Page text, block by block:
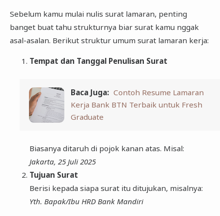
Sebelum kamu mulai nulis surat lamaran, penting
banget buat tahu strukturnya biar surat kamu nggak
asal-asalan. Berikut struktur umum surat lamaran kerja:
Tempat dan Tanggal Penulisan Surat
Baca Juga: Contoh Resume Lamaran
Kerja Bank BTN Terbaik untuk Fresh
Graduate
Biasanya ditaruh di pojok kanan atas. Misal:
Jakarta, 25 Juli 2025
Tujuan Surat
Berisi kepada siapa surat itu ditujukan, misalnya:
Yth. Bapak/Ibu HRD Bank Mandiri